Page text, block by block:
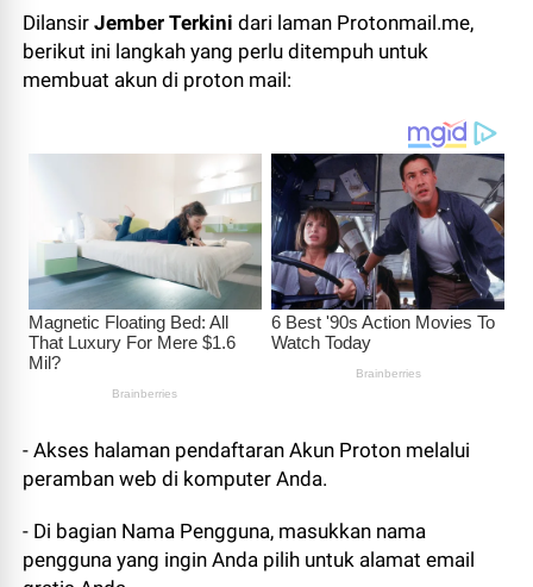
DilansirJember Terkinidari laman Protonmail.me,
berikut ini langkah yang perlu ditempuh untuk
membuat akun di proton mail:
- Akses halaman pendaftaran Akun Proton melalui
peramban web di komputer Anda.
- Di bagian Nama Pengguna, masukkan nama
pengguna yang ingin Anda pilih untuk alamat email